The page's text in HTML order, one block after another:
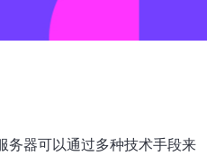
务器可以通过多种技术手段来